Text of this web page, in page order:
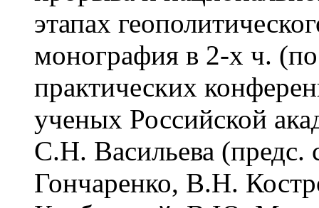
этапах
монография в 2-х ч.
практических
ученых Российской
С.Н. Васильева
Гончаренко, В.Н.